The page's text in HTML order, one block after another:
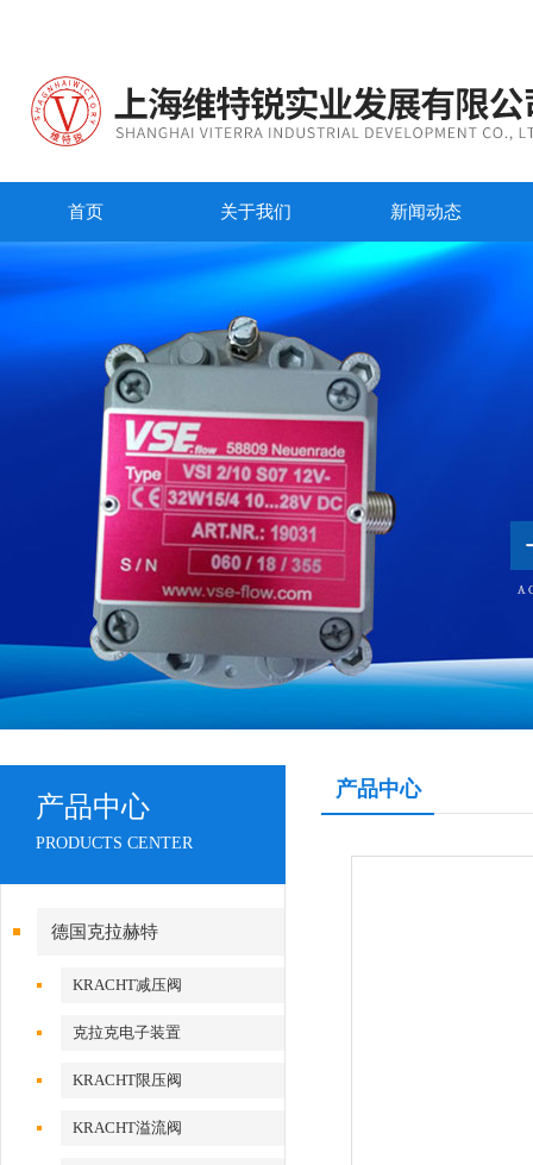
首页 关于我们 新闻动态
产品中心
PRODUCTS CENTER
德国克拉赫特
KRACHT减压阀
克拉克电子装置
KRACHT限压阀
KRACHT溢流阀
产品中心